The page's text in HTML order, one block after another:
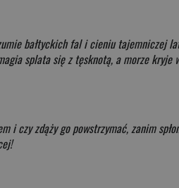
bałtyckich fal i cieniu tajemniczej
splata się z tęsknotą, a morze kryje
i czy zdąży go powstrzymać, zanim